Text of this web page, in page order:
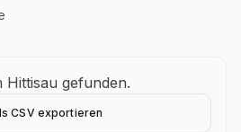
Hittisau gefunden.
CSV exportieren